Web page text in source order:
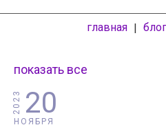
главная | блог
показать все
20
НОЯБРЯ
2023